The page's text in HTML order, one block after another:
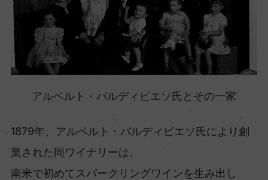
アルベルト・バルディビエソ氏とその一家
1879年、アルベルト・バルディビエソ氏により創
業された同ワイナリーは、
南米で初めてスパークリングワインを生み出し